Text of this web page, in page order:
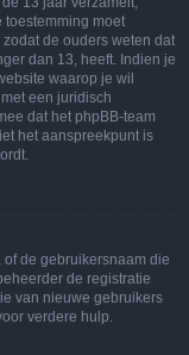
toestemming moet
de ouders weten dat
dan 13, heeft. Indien je
waarop je wil
een juridisch
dat het phpBB-team
het aanspreekpunt is
de gebruikersnaam die
de registratie
van nieuwe gebruikers
verdere hulp.